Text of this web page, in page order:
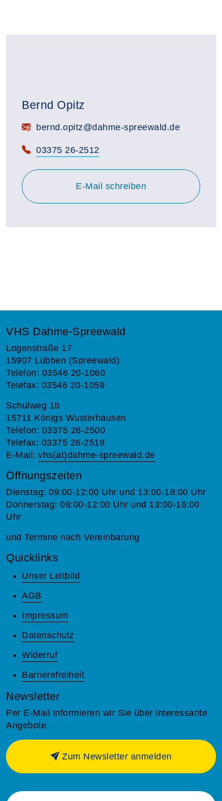
Bernd Opitz
E-Mail:bernd.opitz@dahme-spreewald.de
Telefon:
03375 26-2512
E-Mail schreiben
VHS Dahme-Spreewald
Logenstraße 17
15907 Lübben (Spreewald)
Telefon: 03546 20-1060
Telefax: 03546 20-1059
Schulweg 1b
15711 Königs Wusterhausen
Telefon: 03375 26-2500
Telefax: 03375 26-2519
E-Mail: vhs(at)dahme-spreewald.de
Öffnungszeiten
Dienstag: 09:00-12:00 Uhr und 13:00-18:00 Uhr
Donnerstag: 08:00-12:00 Uhr und 13:00-16:00
Uhr
und Termine nach Vereinbarung
Quicklinks
Unser Leitbild
AGB
Impressum
Datenschutz
Widerruf
Barrierefreiheit
Newsletter
Per E-Mail informieren wir Sie über interessante
Angebote.
Zum Newsletter anmelden